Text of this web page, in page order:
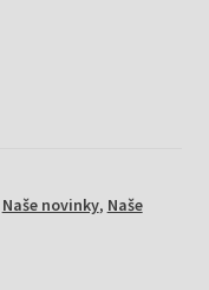
Naše novinky, Naše